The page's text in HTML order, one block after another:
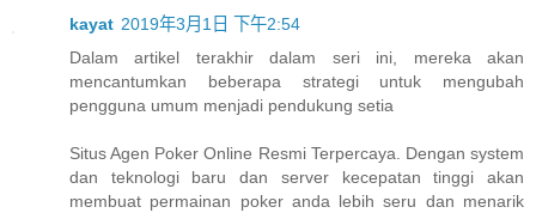
kayat 2019年3月1日 下午2:54
Dalam artikel terakhir dalam seri ini, mereka akan
mencantumkan beberapa strategi untuk mengubah
pengguna umum menjadi pendukung setia
Situs Agen Poker Online Resmi Terpercaya. Dengan system
dan teknologi baru dan server kecepatan tinggi akan
membuat permainan poker anda lebih seru dan menarik